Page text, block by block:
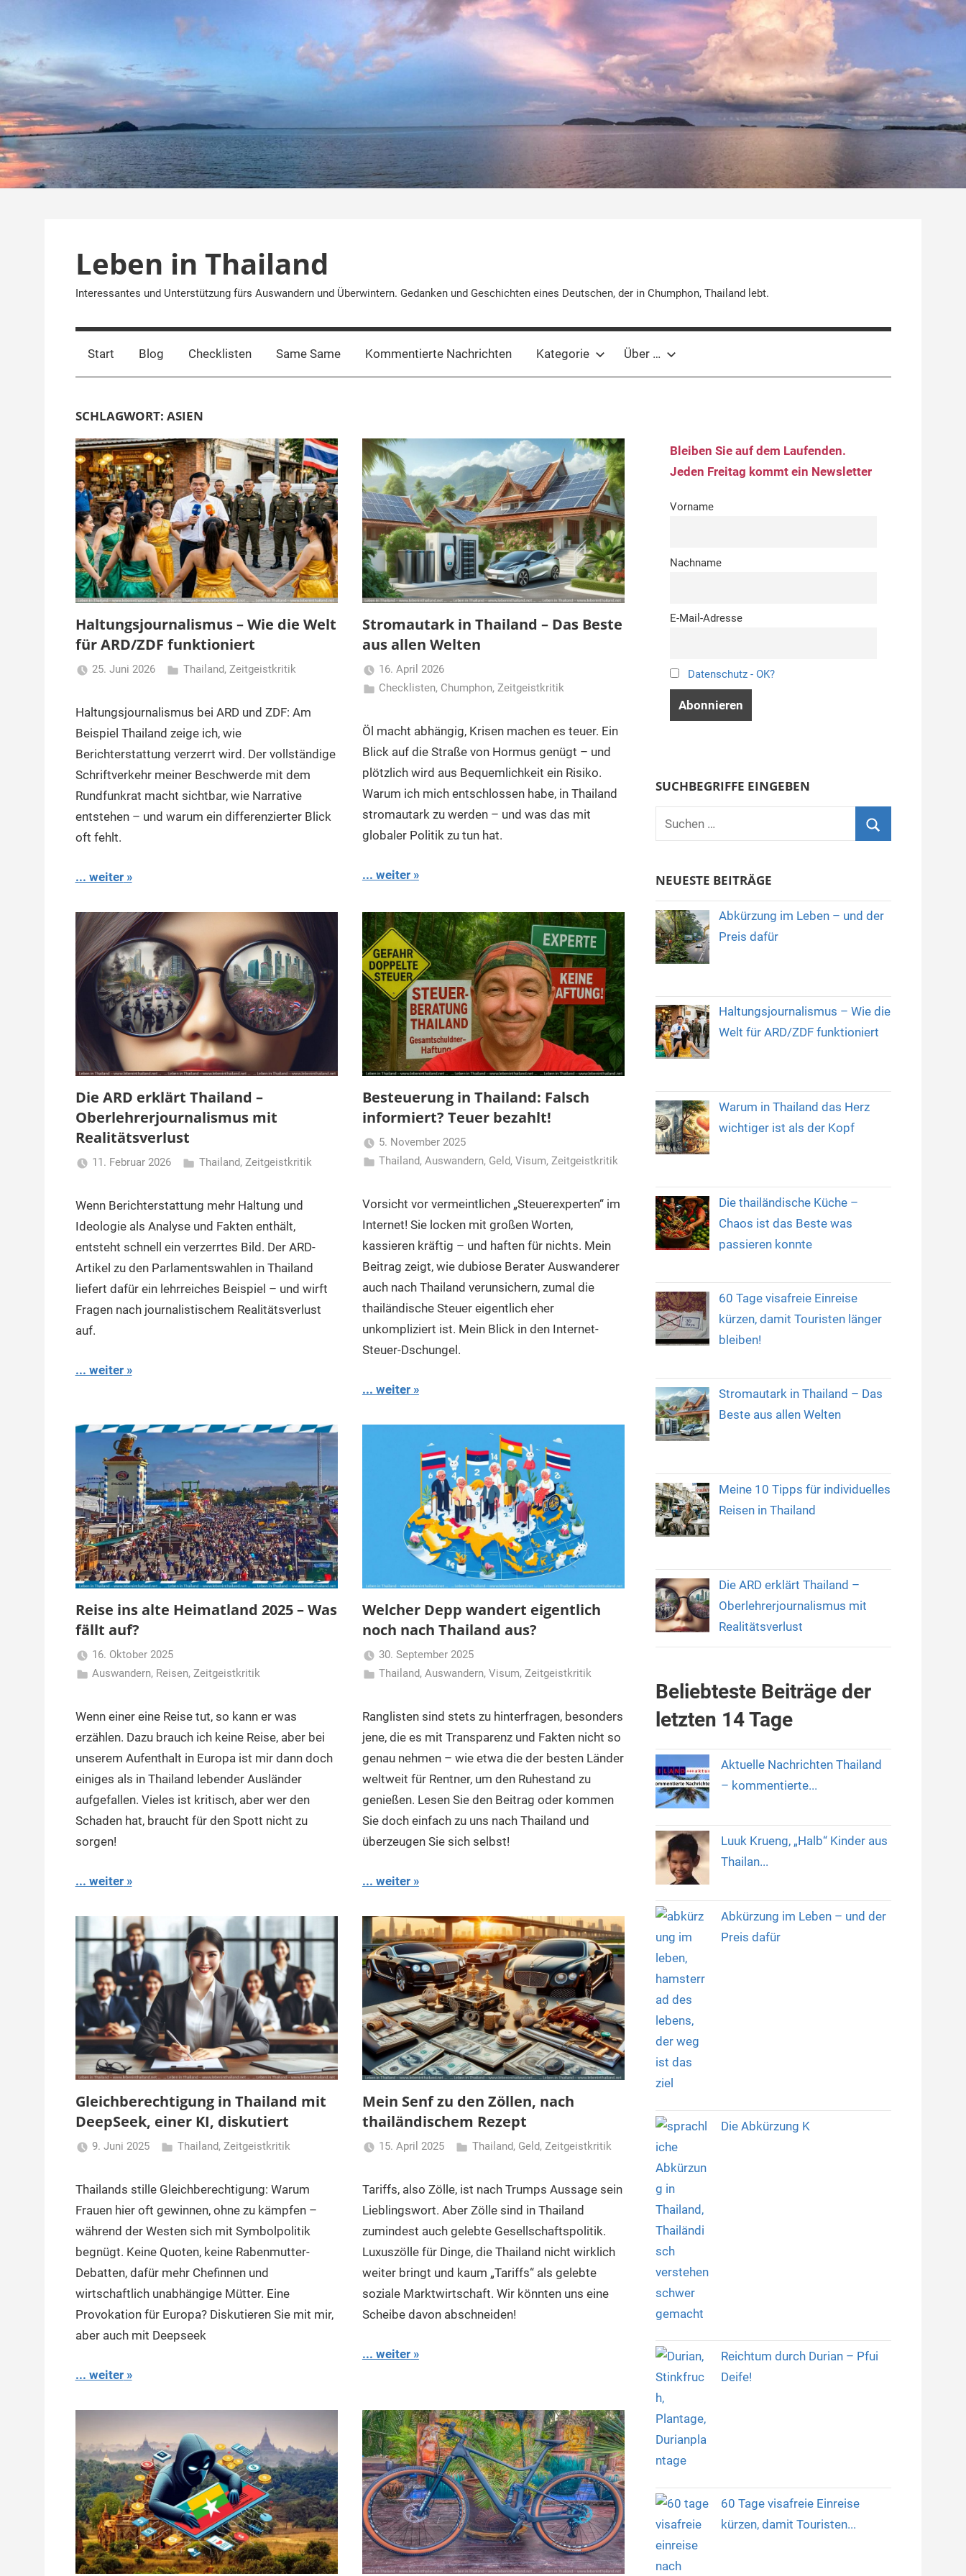
Leben in Thailand
Interessantes und Unterstützung fürs Auswandern und Überwintern. Gedanken und Geschichten eines Deutschen, der in Chumphon, Thailand lebt.
Start Blog Checklisten Same Same Kommentierte Nachrichten Kategorie Über …
SCHLAGWORT: ASIEN
Haltungsjournalismus – Wie die Welt
für ARD/ZDF funktioniert
25. Juni 2026
Thailand, Zeitgeistkritik
Haltungsjournalismus bei ARD und ZDF: Am
Beispiel Thailand zeige ich, wie
Berichterstattung verzerrt wird. Der vollständige
Schriftverkehr meiner Beschwerde mit dem
Rundfunkrat macht sichtbar, wie Narrative
entstehen – und warum ein differenzierter Blick
oft fehlt.
... weiter
Stromautark in Thailand – Das Beste
aus allen Welten
16. April 2026
Matt
Checklisten, Chumphon,Zeitgeistkritik
Öl macht abhängig, Krisen machen es teuer. Ein
Blick auf die Straße von Hormus genügt – und
plötzlich wird aus Bequemlichkeit ein Risiko.
Warum ich mich entschlossen habe, in Thailand
stromautark zu werden – und was das mit
globaler Politik zu tun hat.
... weiter
Die ARD erklärt Thailand –
Oberlehrerjournalismus mit
Realitätsverlust
11. Februar 2026
Thailand, Zeitgeistkritik
Wenn Berichterstattung mehr Haltung und
Ideologie als Analyse und Fakten enthält,
entsteht schnell ein verzerrtes Bild. Der ARD-
Artikel zu den Parlamentswahlen in Thailand
liefert dafür ein lehrreiches Beispiel – und wirft
Fragen nach journalistischem Realitätsverlust
auf.
... weiter
Besteuerung in Thailand: Falsch
informiert? Teuer bezahlt!
5. November 2025
Matt
Thailand,Auswandern, Geld,Visum,Zeitgeistkritik
Vorsicht vor vermeintlichen „Steuerexperten“ im
Internet! Sie locken mit großen Worten,
kassieren kräftig – und haften für nichts. Mein
Beitrag zeigt, wie dubiose Berater Auswanderer
auch nach Thailand verunsichern, zumal die
thailändische Steuer eigentlich eher
unkompliziert ist. Mein Blick in den Internet-
Steuer-Dschungel.
... weiter
Reise ins alte Heimatland 2025 – Was
fällt auf?
16. Oktober 2025
Matt
Auswandern, Reisen, Zeitgeistkritik
Wenn einer eine Reise tut, so kann er was
erzählen. Dazu brauch ich keine Reise, aber bei
unserem Aufenthalt in Europa ist mir dann doch
einiges als in Thailand lebender Ausländer
aufgefallen. Vieles ist kritisch, aber wer den
Schaden hat, braucht für den Spott nicht zu
sorgen!
... weiter
Welcher Depp wandert eigentlich
noch nach Thailand aus?
30. September 2025
Matt
Thailand,Auswandern,Visum,Zeitgeistkritik
Ranglisten sind stets zu hinterfragen, besonders
jene, die es mit Transparenz und Fakten nicht so
genau nehmen – wie etwa die der besten Länder
weltweit für Rentner, um den Ruhestand zu
genießen. Lesen Sie den Beitrag oder kommen
Sie doch einfach zu uns nach Thailand und
überzeugen Sie sich selbst!
... weiter
Gleichberechtigung in Thailand mit
DeepSeek, einer KI, diskutiert
9. Juni 2025
Thailand, Zeitgeistkritik
Thailands stille Gleichberechtigung: Warum
Frauen hier oft gewinnen, ohne zu kämpfen –
während der Westen sich mit Symbolpolitik
begnügt. Keine Quoten, keine Rabenmutter-
Debatten, dafür mehr Chefinnen und
wirtschaftlich unabhängige Mütter. Eine
Provokation für Europa? Diskutieren Sie mit mir,
aber auch mit Deepseek
... weiter
Mein Senf zu den Zöllen, nach
thailändischem Rezept
15. April 2025
Thailand, Geld, Zeitgeistkritik
Tariffs, also Zölle, ist nach Trumps Aussage sein
Lieblingswort. Aber Zölle sind in Thailand
zumindest auch gelebte Gesellschaftspolitik.
Luxuszölle für Dinge, die Thailand nicht wirklich
weiter bringt und kaum „Tariffs“ als gelebte
soziale Marktwirtschaft. Wir könnten uns eine
Scheibe davon abschneiden!
... weiter
Bleiben Sie auf dem Laufenden.
Jeden Freitag kommt ein Newsletter
Vorname
Nachname
E-Mail-Adresse
Datenschutz - OK?
SUCHBEGRIFFE EINGEBEN
Suchen
nach:
NEUESTE BEITRÄGE
Abkürzung im Leben – und der
Preis dafür
Haltungsjournalismus – Wie die
Welt für ARD/ZDF funktioniert
Warum in Thailand das Herz
wichtiger ist als der Kopf
Die thailändische Küche –
Chaos ist das Beste was
passieren konnte
60 Tage visafreie Einreise
kürzen, damit Touristen länger
bleiben!
Stromautark in Thailand – Das
Beste aus allen Welten
Meine 10 Tipps für individuelles
Reisen in Thailand
Die ARD erklärt Thailand –
Oberlehrerjournalismus mit
Realitätsverlust
Beliebteste Beiträge der
letzten 14 Tage
Aktuelle Nachrichten Thailand
– kommentierte...
Luuk Krueng, „Halb“ Kinder aus
Thailan...
Abkürzung im Leben – und der
Preis dafür
Die Abkürzung K
Reichtum durch Durian – Pfui
Deife!
60 Tage visafreie Einreise
kürzen, damit Touristen...